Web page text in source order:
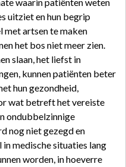
uitziet en hun begrip
met artsen te maken
het bos niet meer zien.
slaan, het liefst in
kunnen patiënten beter
hun gezondheid,
wat betreft het vereiste
ondubbelzinnige
nog niet gezegd en
medische situaties lang
worden, in hoeverre